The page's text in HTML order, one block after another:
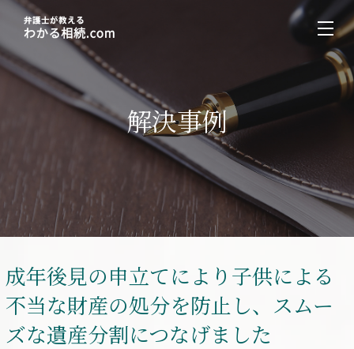
解決事例
成年後見の申立てにより子供による
不当な財産の処分を防止し、スムー
ズな遺産分割につなげました